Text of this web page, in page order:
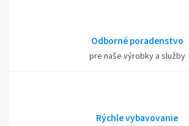
Odborné poradenstvo
pre naše výrobky a služby
Rýchle vybavovanie